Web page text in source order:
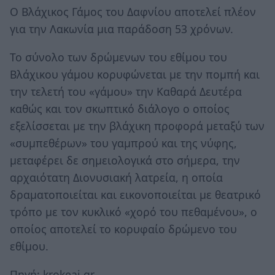
O Bλάχικος Γάμος του Δαφνίου αποτελεί πλέον
για την Λακωνία μια παράδοση 53 χρόνων.
Το σύνολο των δρώμενων του εθίμου του
Βλάχικου γάμου κορυφώνεται με την πομπή και
την τελετή του «γάμου» την Καθαρά Δευτέρα
καθώς και τον σκωπτικό διάλογο ο οποίος
εξελίσσεται με την βλάχικη προφορά μεταξύ των
«συμπεθέρων» του γαμπρού και της νύφης,
μεταφέρει δε σημειολογικά στο σήμερα, την
αρχαιότατη Διονυσιακή λατρεία, η οποία
δραματοποιείται και εικονοποιείται με θεατρικό
τρόπο με τον κυκλικό «χορό του πεθαμένου», ο
οποίος αποτελεί το κορυφαίο δρώμενο του
εθίμου.